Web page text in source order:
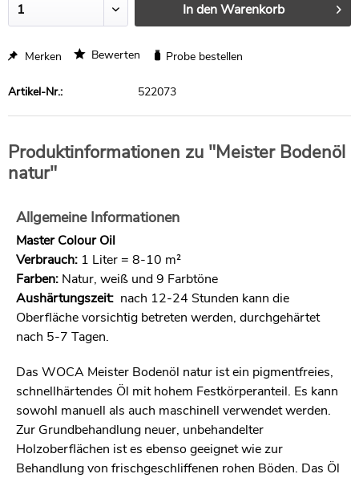
In denWarenkorb
Merken Bewerten Probe bestellen
Artikel-Nr.: 522073
Produktinformationen zu "Meister Bodenöl
natur"
Allgemeine Informationen
Master Colour Oil
Verbrauch: 1 Liter = 8-10 m²
Farben: Natur, weiß und 9 Farbtöne
Aushärtungszeit: nach 12-24 Stunden kann die
Oberfläche vorsichtig betreten werden, durchgehärtet
nach 5-7 Tagen.
Das WOCA Meister Bodenöl natur ist ein pigmentfreies,
schnellhärtendes Öl mit hohem Festkörperanteil. Es kann
sowohl manuell als auch maschinell verwendet werden.
Zur Grundbehandlung neuer, unbehandelter
Holzoberflächen ist es ebenso geeignet wie zur
Behandlung von frischgeschliffenen rohen Böden. Das Öl